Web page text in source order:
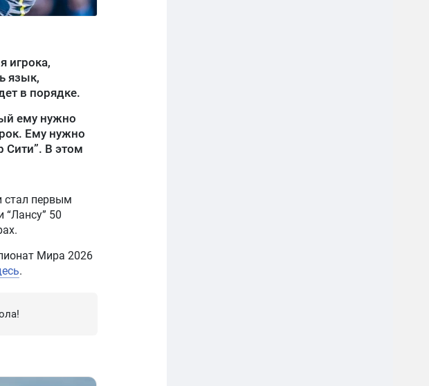
игрока,
язык,
в порядке.
ему нужно
Ему нужно
Сити”. В этом
стал первым
50
Мира 2026
.